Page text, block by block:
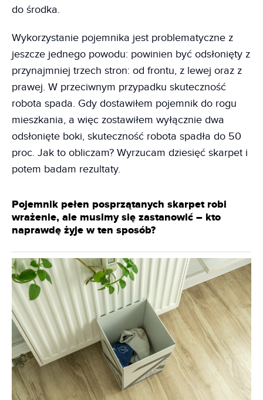
do środka.
Wykorzystanie pojemnika jest problematyczne z
jeszcze jednego powodu: powinien być odsłonięty z
przynajmniej trzech stron: od frontu, z lewej oraz z
prawej. W przeciwnym przypadku skuteczność
robota spada. Gdy dostawiłem pojemnik do rogu
mieszkania, a więc zostawiłem wyłącznie dwa
odsłonięte boki, skuteczność robota spadła do 50
proc. Jak to obliczam? Wyrzucam dziesięć skarpet i
potem badam rezultaty.
Pojemnik pełen posprzątanych skarpet robi
wrażenie, ale musimy się zastanowić – kto
naprawdę żyje w ten sposób?